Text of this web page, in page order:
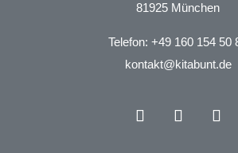
81925 München
Telefon:+49 160 154 50
kontakt@kitabunt.de